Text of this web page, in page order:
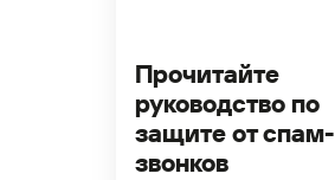
Прочитайте
руководство по
защите от спам-
звонков